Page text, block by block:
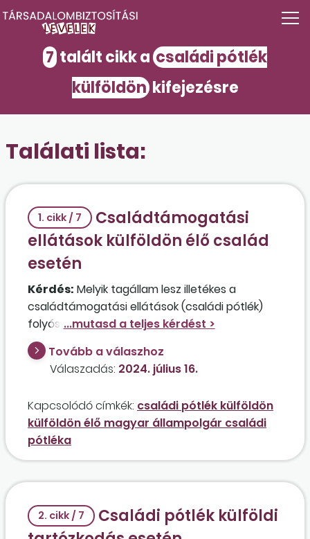
7 talált cikk a családi pótlék
külföldönkifejezésre
Találati lista:
1. cikk / 7
Családtámogatási
ellátások külföldön élő család
esetén
Kérdés: Melyik tagállam lesz illetékes a
családtámogatási ellátások (családi pótlék)
folyósítására abban az esetben, ha az anya
Magyarországon biztosított, az apa Svájcban
biztosított, de az egész család Ausztriában él
életvitelszerűen?
Tovább a válaszhoz
Válaszadás: 2024. július 16.
Kapcsolódó címkék: családi pótlék külföldön
külföldön élő magyar állampolgár családi
pótléka
2. cikk / 7
Családi pótlék külföldi